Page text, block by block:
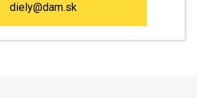
diely@dam.sk